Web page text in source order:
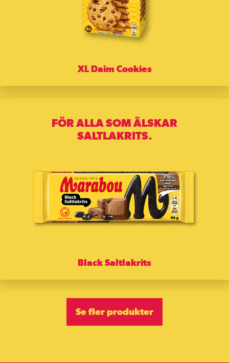
XL Daim Cookies
FÖR ALLA SOM ÄLSKAR
SALTLAKRITS.
Black Saltlakrits
Se fler produkter